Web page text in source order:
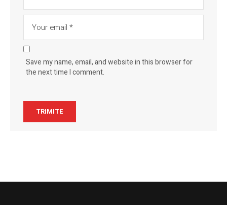
Save my name, email, and website in this browser for
the next time I comment.